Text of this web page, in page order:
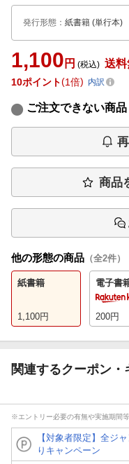
発行形態 ： 紙書籍 (単行本)
1,100 円 (税込) 送
10ポイント 1倍 内訳
ご注文できない商品
商品
他の形態の商品 （全2件）
紙書籍
1,100円
電子書
200円
関連するクーポン・
※エントリー必要の有無や実施期間
【対象者限定】全ジ
りキャンペーン